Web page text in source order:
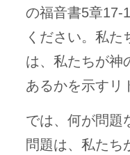
の福音書5章17-
ください。私た
は、私たちが神
あるかを示すリ
では、何が問題
問題は、私たち